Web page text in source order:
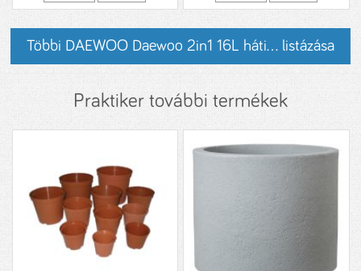
Többi DAEWOO Daewoo 2in1 16L háti... listázása
Praktiker további termékek